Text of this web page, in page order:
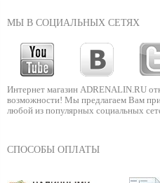
МЫ В СОЦИАЛЬНЫХ СЕТЯХ
Интернет магазин ADRENALIN.RU
возможности! Мы предлагаем Вам
любой из популярных социальных
СПОСОБЫ ОПЛАТЫ